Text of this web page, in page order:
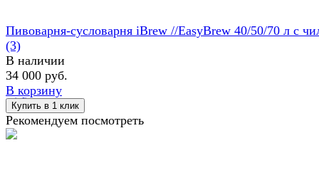
Пивоварня-сусловарня iBrew //EasyBrew 40/50/70 л с
(3)
В наличии
34 000 руб.
В корзину
Рекомендуем посмотреть